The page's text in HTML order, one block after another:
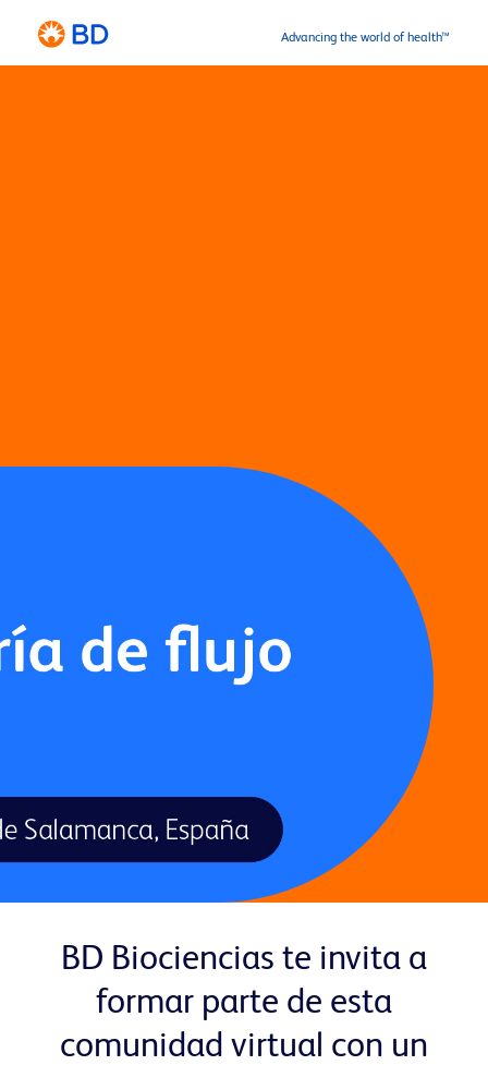
Advancing the world of health™
BD Biociencias te invita a
formar parte de esta
comunidad virtual con un